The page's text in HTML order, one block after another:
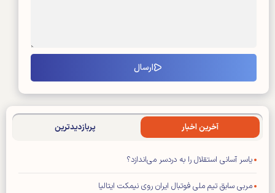
آخرین اخبار پربازدیدترین
یاسر آسانی استقلال را به دردسر می‌اندازد؟
مربی سابق تیم ملی فوتبال ایران روی نیمکت ایتالیا